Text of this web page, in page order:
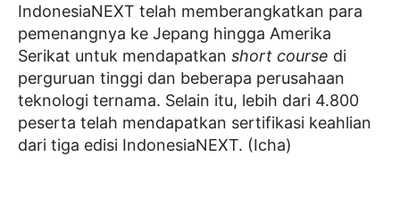
IndonesiaNEXT telah memberangkatkan para
pemenangnya ke Jepang hingga Amerika
Serikat untuk mendapatkan short course di
perguruan tinggi dan beberapa perusahaan
teknologi ternama. Selain itu, lebih dari 4.800
peserta telah mendapatkan sertifikasi keahlian
dari tiga edisi IndonesiaNEXT. (Icha)